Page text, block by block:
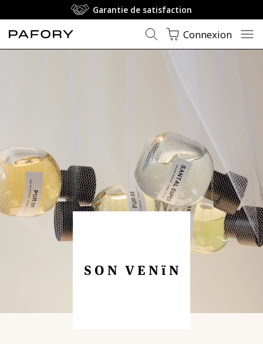
Garantie de satisfaction
Connexion